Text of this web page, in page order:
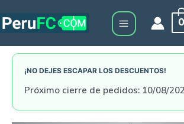
to
Main
Menu
0
¡NO DEJES ESCAPAR LOS DESCUENTOS!
Próximo cierre de pedidos: 10/08/